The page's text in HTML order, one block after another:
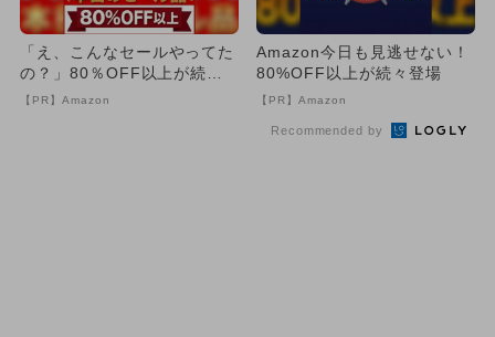
「え、こんなセールやってた
の？」80％OFF以上が続々
登場！Amazonの本気が...
【PR】Amazon
Amazon今日も見逃せない！
80%OFF以上が続々登場
【PR】Amazon
Recommended by